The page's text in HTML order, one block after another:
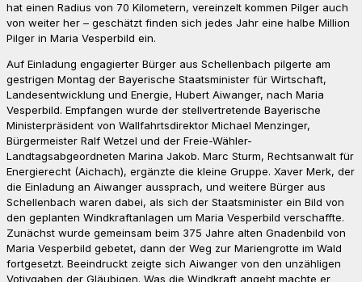
hat einen Radius von 70 Kilometern, vereinzelt kommen Pilger auch
von weiter her – geschätzt finden sich jedes Jahr eine halbe Million
Pilger in Maria Vesperbild ein.
Auf Einladung engagierter Bürger aus Schellenbach pilgerte am
gestrigen Montag der Bayerische Staatsminister für Wirtschaft,
Landesentwicklung und Energie, Hubert Aiwanger, nach Maria
Vesperbild. Empfangen wurde der stellvertretende Bayerische
Ministerpräsident von Wallfahrtsdirektor Michael Menzinger,
Bürgermeister Ralf Wetzel und der Freie-Wähler-
Landtagsabgeordneten Marina Jakob. Marc Sturm, Rechtsanwalt für
Energierecht (Aichach), ergänzte die kleine Gruppe. Xaver Merk, der
die Einladung an Aiwanger aussprach, und weitere Bürger aus
Schellenbach waren dabei, als sich der Staatsminister ein Bild von
den geplanten Windkraftanlagen um Maria Vesperbild verschaffte.
Zunächst wurde gemeinsam beim 375 Jahre alten Gnadenbild von
Maria Vesperbild gebetet, dann der Weg zur Mariengrotte im Wald
fortgesetzt. Beeindruckt zeigte sich Aiwanger von den unzähligen
Votivgaben der Gläubigen. Was die Windkraft angeht machte er